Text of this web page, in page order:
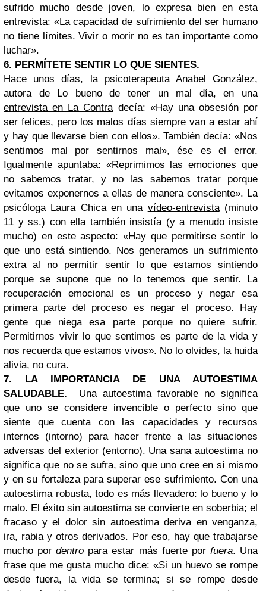
sufrido mucho desde joven, lo expresa bien en esta
entrevista: «La capacidad de sufrimiento del ser humano
no tiene límites. Vivir o morir no es tan importante como
luchar».
6. PERMÍTETE SENTIR LO QUE SIENTES.
Hace unos días, la psicoterapeuta Anabel González,
autora de Lo bueno de tener un mal día, en una
entrevista en La Contradecía: «Hay una obsesión por
ser felices, pero los malos días siempre van a estar ahí
y hay que llevarse bien con ellos». También decía: «Nos
sentimos mal por sentirnos mal», ése es el error.
Igualmente apuntaba: «Reprimimos las emociones que
no sabemos tratar, y no las sabemos tratar porque
evitamos exponernos a ellas de manera consciente». La
psicóloga Laura Chica en una vídeo-entrevista(minuto
11 y ss.) con ella también insistía (y a menudo insiste
mucho) en este aspecto: «Hay que permitirse sentir lo
que uno está sintiendo. Nos generamos un sufrimiento
extra al no permitir sentir lo que estamos sintiendo
porque se supone que no lo tenemos que sentir. La
recuperación emocional es un proceso y negar esa
primera parte del proceso es negar el proceso. Hay
gente que niega esa parte porque no quiere sufrir.
Permitirnos vivir lo que sentimos es parte de la vida y
nos recuerda que estamos vivos». No lo olvides, la huida
alivia, no cura.
7. LA IMPORTANCIA DE UNA AUTOESTIMA
SALUDABLE.
Una autoestima favorable no significa
que uno se considere invencible o perfecto sino que
siente que cuenta con las capacidades y recursos
internos (intorno) para hacer frente a las situaciones
adversas del exterior (entorno). Una sana autoestima no
significa que no se sufra, sino que uno cree en sí mismo
y en su fortaleza para superar ese sufrimiento. Con una
autoestima robusta, todo es más llevadero: lo bueno y lo
malo. El éxito sin autoestima se convierte en soberbia; el
fracaso y el dolor sin autoestima deriva en venganza,
ira, rabia y otros derivados. Por eso, hay que trabajarse
mucho pordentro para estar más fuerte por fuera. Una
frase que me gusta mucho dice: «Si un huevo se rompe
desde fuera, la vida se termina; si se rompe desde